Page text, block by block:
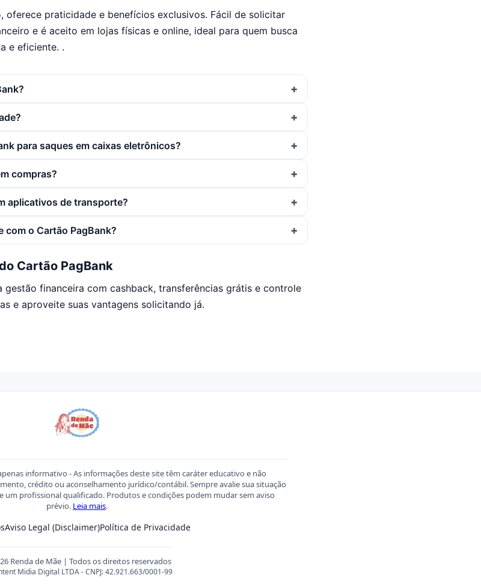
oferece praticidade e benefícios exclusivos. Fácil de solicitar
e é aceito em lojas físicas e online, ideal para quem busca
e eficiente. .
para saques em caixas eletrônicos?
compras?
aplicativos de transporte?
com o Cartão PagBank?
Cartão PagBank
gestão financeira com cashback, transferências grátis e controle
e aproveite suas vantagens solicitando já.
informativo - As informações deste site têm caráter educativo e não
crédito ou aconselhamento jurídico/contábil. Sempre avalie sua situação
um profissional qualificado. Produtos e condições podem mudar sem aviso
prévio. Leia mais.
Aviso Legal (Disclaimer)Política de Privacidade
Renda de Mãe | Todos os direitos reservados
Midia Digital LTDA - CNPJ: 42.921.663/0001-99